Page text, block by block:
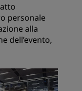
personale
alla
dell’evento,